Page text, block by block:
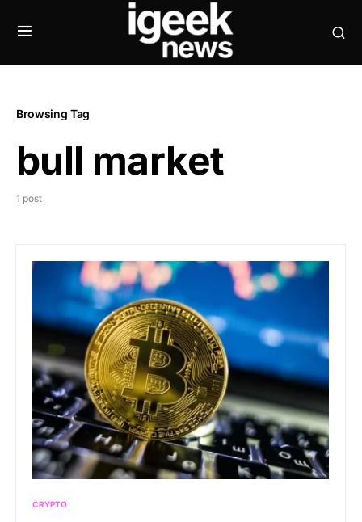
Browsing Tag
bull market
1 post
CRYPTO